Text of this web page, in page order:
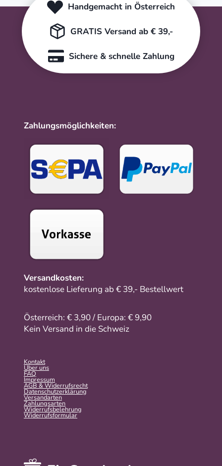
Handgemacht in Österreich
GRATIS Versand ab € 39,-
Sichere & schnelle Zahlung
Zahlungsmöglichkeiten:
Versandkosten:
kostenlose Lieferung ab € 39,- Bestellwert
Österreich: € 3,90 / Europa: € 9,90
Kein Versand in die Schweiz
Kontakt
Über uns
FAQ
Impressum
AGB & Widerrufsrecht
Datenschutzerklärung
Versandarten
Zahlungsarten
Widerrufsbelehrung
Widerrufs­formular